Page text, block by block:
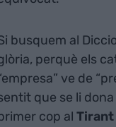
busquem al
perquè els
ve de
que se li
cop al Tirant